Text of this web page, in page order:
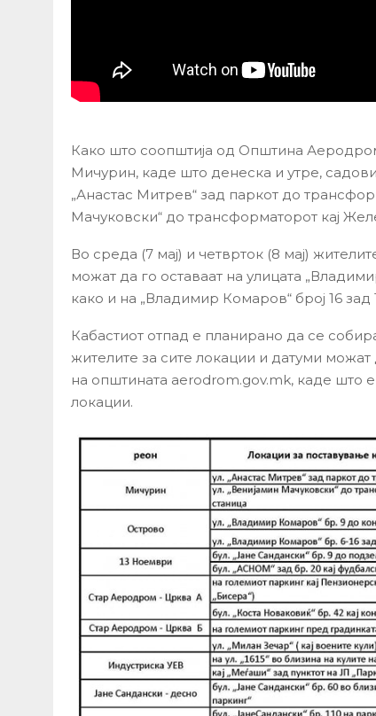
Како што соопштија од Општина
Мичурин, каде што денеска и утре,
„Анастас Митрев“ зад паркот до
Мачуковски“ до трансформаторот кај
Во среда (7 мај) и четврток (8 мај)
можат да го оставаат на улицата
како и на „Владимир Комаров“ број 16 зад
Кабастиот отпад е планирано да се
жителите за сите локации и датуми
на општината aerodrom.gov.mk, каде што
локации.